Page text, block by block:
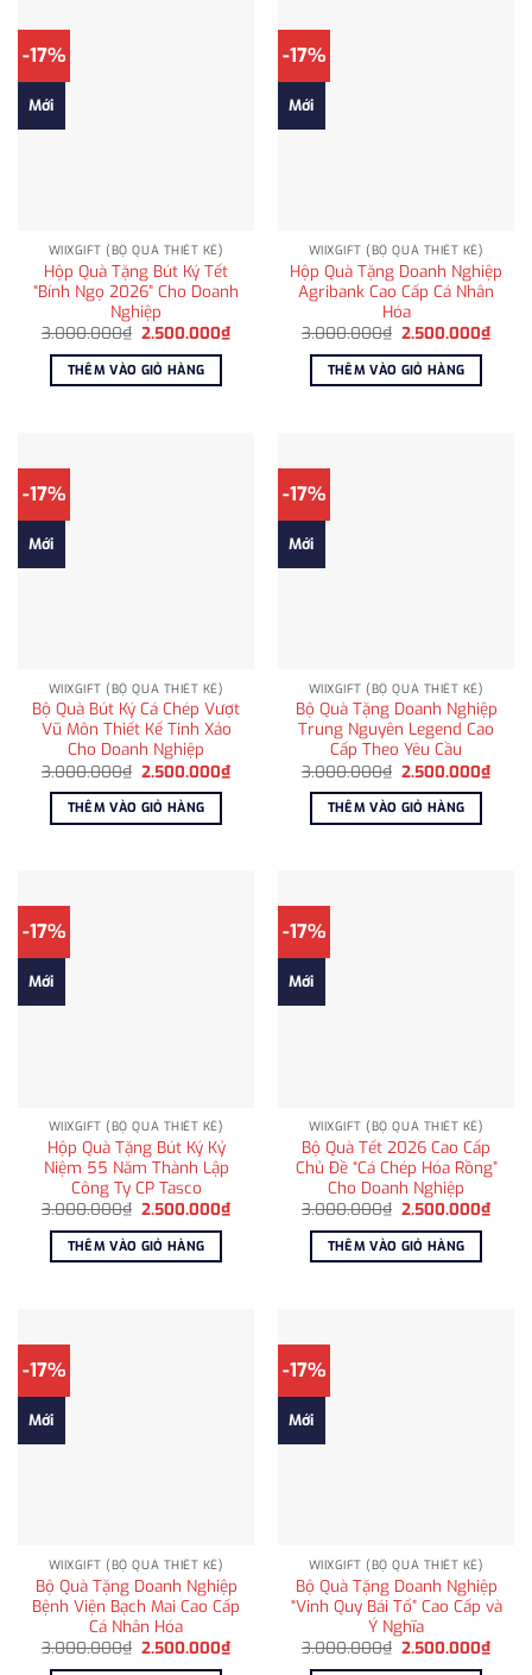
-17%
Mới
WIIXGIFT (BỘ QUÀ THIẾT KẾ)
Hộp Quà Tặng Bút Ký Tết
“Bính Ngọ 2026” Cho Doanh
Nghiệp
3.000.000₫ Giá
là:
3.000.000₫.
2.500.000₫Giá
hiện
2.500.000₫.
THÊM VÀO GIỎ HÀNG
-17%
Mới
WIIXGIFT (BỘ QUÀ THIẾT KẾ)
Hộp Quà Tặng Doanh Nghiệp
Agribank Cao Cấp Cá Nhân
Hóa
3.000.000₫ Giá
là:
3.000.000₫.
2.500.000₫Giá
hiện
THÊM VÀO GIỎ HÀNG
-17%
Mới
WIIXGIFT (BỘ QUÀ THIẾT KẾ)
Bộ Quà Bút Ký Cá Chép Vượt
Vũ Môn Thiết Kế Tinh Xảo
Cho Doanh Nghiệp
3.000.000₫ Giá
là:
3.000.000₫.
2.500.000₫Giá
hiện
2.500.000₫.
THÊM VÀO GIỎ HÀNG
-17%
Mới
WIIXGIFT (BỘ QUÀ THIẾT KẾ)
Bộ Quà Tặng Doanh Nghiệp
Trung Nguyên Legend Cao
Cấp Theo Yêu Cầu
3.000.000₫ Giá
là:
3.000.000₫.
2.500.000₫Giá
hiện
THÊM VÀO GIỎ HÀNG
-17%
Mới
WIIXGIFT (BỘ QUÀ THIẾT KẾ)
Hộp Quà Tặng Bút Ký Kỷ
Niệm 55 Năm Thành Lập
Công Ty CP Tasco
3.000.000₫ Giá
là:
3.000.000₫.
2.500.000₫Giá
hiện
2.500.000₫.
THÊM VÀO GIỎ HÀNG
-17%
Mới
WIIXGIFT (BỘ QUÀ THIẾT KẾ)
Bộ Quà Tết 2026 Cao Cấp
Chủ Đề “Cá Chép Hóa Rồng”
Cho Doanh Nghiệp
3.000.000₫ Giá
là:
3.000.000₫.
2.500.000₫Giá
hiện
THÊM VÀO GIỎ HÀNG
-17%
Mới
WIIXGIFT (BỘ QUÀ THIẾT KẾ)
Bộ Quà Tặng Doanh Nghiệp
Bệnh Viện Bạch Mai Cao Cấp
Cá Nhân Hóa
3.000.000₫ Giá
2.500.000₫Giá
hiện
-17%
Mới
WIIXGIFT (BỘ QUÀ THIẾT KẾ)
Bộ Quà Tặng Doanh Nghiệp
“Vinh Quy Bái Tổ” Cao Cấp và
Ý Nghĩa
3.000.000₫ Giá
2.500.000₫Giá
hiện